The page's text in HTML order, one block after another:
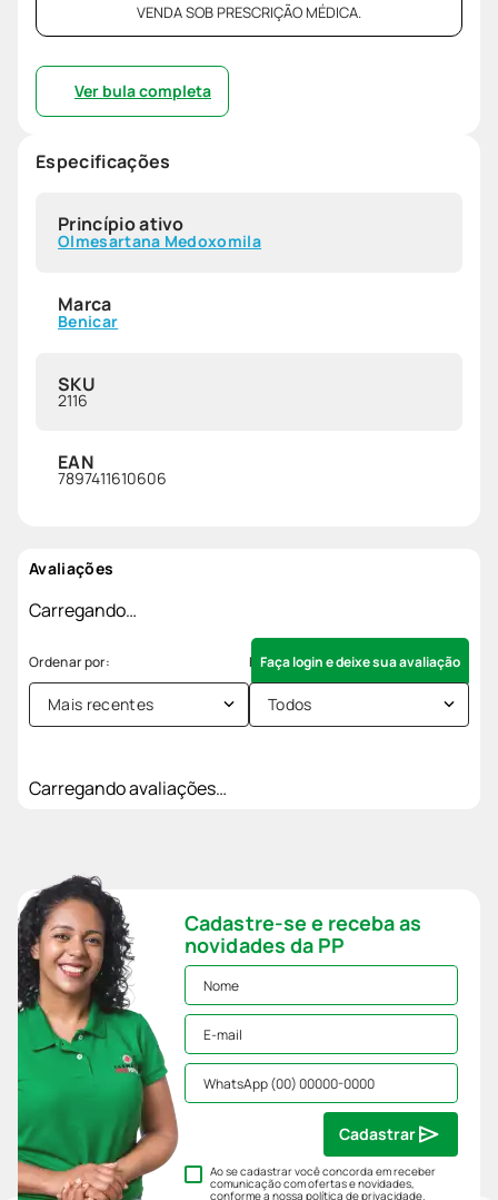
VENDA SOB PRESCRIÇÃO MÉDICA.
Ver bula completa
Especificações
Princípio ativo
Olmesartana Medoxomila
Marca
Benicar
SKU
2116
EAN
7897411610606
Avaliações
Carregando…
Faça login e deixe sua avaliação
Mais recentes Todos
Carregando avaliações…
Cadastre-se e receba as
novidades da PP
Ao se cadastrar você concorda em receber
comunicação com ofertas e novidades,
conforme a nossapolítica de privacidade.
Cadastrar